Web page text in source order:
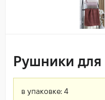
Рушники для
в упаковке: 4